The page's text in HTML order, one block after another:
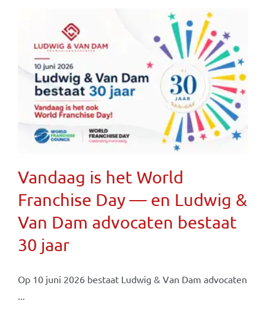
Vandaag is het World
Franchise Day — en Ludwig &
Van Dam advocaten bestaat
30 jaar
Op 10 juni 2026 bestaat Ludwig & Van Dam advocaten
...